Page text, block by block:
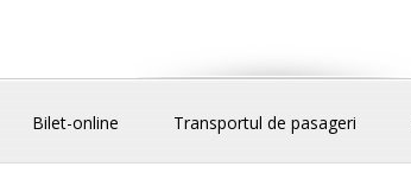
Bilet-online Transportul de pasageri